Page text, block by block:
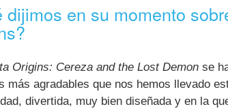
dijimos en su momento
Origins: Cereza and the Lost Demon se
más agradables que nos hemos llevado
divertida, muy bien diseñada y en la